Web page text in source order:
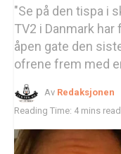
"Se på den tispa i
TV2 i Danmark
åpen gate den
ofrene frem med
Av Redaksjonen
Reading Time: 4 mins read